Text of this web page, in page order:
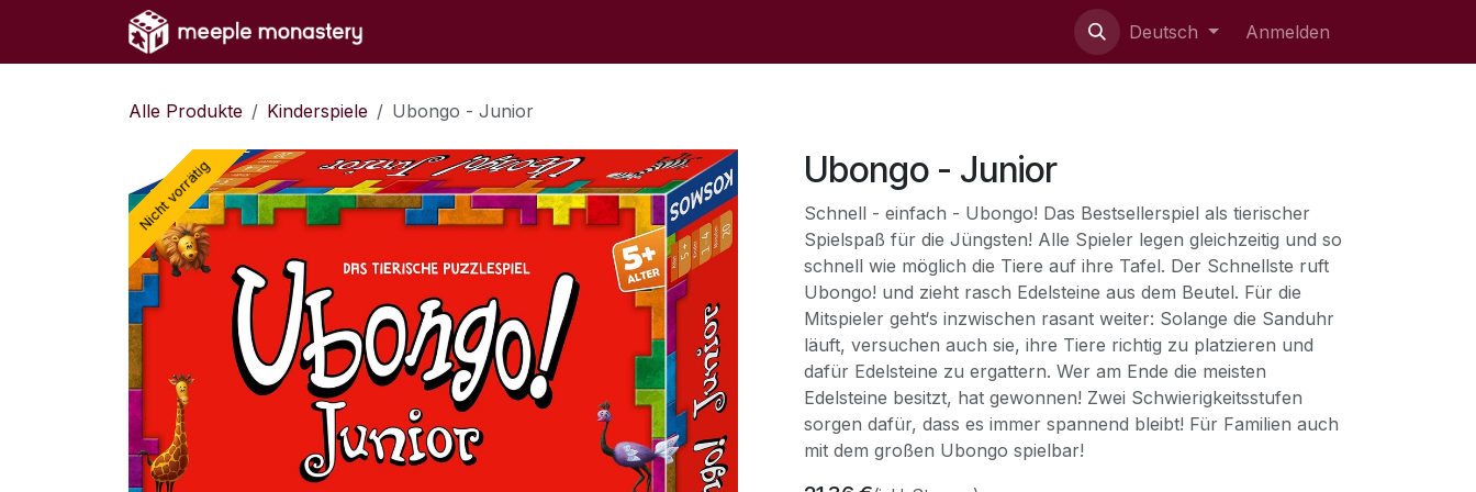
Zum Inhalt springen
Deutsch Anmelden
Alle Produkte Kinderspiele Ubongo - Junior
Nicht vorrätig
Nicht vorrätig Ubongo - Junior
Schnell - einfach - Ubongo! Das Bestsellerspiel als tierischer
Spielspaß für die Jüngsten! Alle Spieler legen gleichzeitig und so
schnell wie möglich die Tiere auf ihre Tafel. Der Schnellste ruft
Ubongo! und zieht rasch Edelsteine aus dem Beutel. Für die
Mitspieler geht‘s inzwischen rasant weiter: Solange die Sanduhr
läuft, versuchen auch sie, ihre Tiere richtig zu platzieren und
dafür Edelsteine zu ergattern. Wer am Ende die meisten
Edelsteine besitzt, hat gewonnen! Zwei Schwierigkeitsstufen
sorgen dafür, dass es immer spannend bleibt! Für Familien auch
mit dem großen Ubongo spielbar!